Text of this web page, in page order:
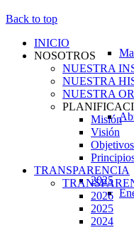
2025
Back to top
INICIO
NOSOTROS
NUESTRA
NUESTRA
NUESTRA
Misión
Visión
Objetivos
TRANSPARENCIA
2026
2025
2024